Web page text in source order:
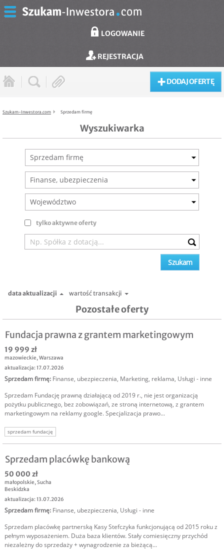
LOGOWANIE
REJESTRACJA
DODAJ OFERTĘ
Szukam-Inwestora.com Sprzedam firmę
Wyszukiwarka
Sprzedam firmę
Finanse, ubezpieczenia
Województwo
tylko aktywne oferty
data aktualizacji wartość transakcji
Pozostałe oferty
Fundacja prawna z grantem marketingowym
19 999 zł
mazowieckie,Warszawa
aktualizacja: 17.07.2026
Sprzedam firmę: Finanse, ubezpieczenia, Marketing, reklama, Usługi - inne
Sprzedam Fundację prawną działającą od 2019 r., nie jest organizacją
pożytku publicznego, bez zobowiązań, ze stroną internetową, z grantem
marketingowym na reklamy google. Specjalizacja prawo...
sprzedam fundację
Sprzedam placówkę bankową
50 000 zł
małopolskie,Sucha
Beskidzka
aktualizacja: 13.07.2026
Sprzedam firmę: Finanse, ubezpieczenia, Usługi - inne
Sprzedam placówkę partnerską Kasy Stefczyka funkcjonującą od 2015 roku z
pełnym wyposażeniem. Duża baza klientów. Stały comiesięczny przychód
niezależny do sprzedaży + wynagrodzenie za bieżącą...